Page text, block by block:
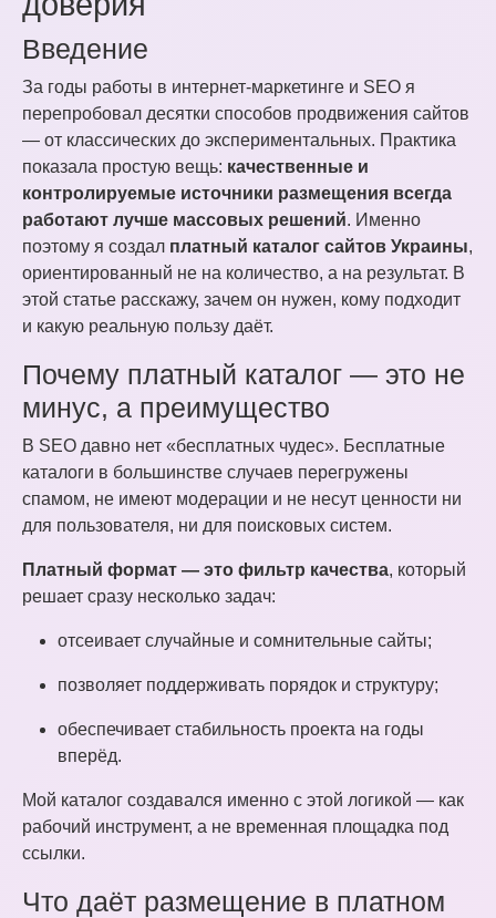
Введение
За годы работы в интернет-маркетинге и SEO я
перепробовал десятки способов продвижения сайтов
— от классических до экспериментальных. Практика
показала простую вещь: качественные и
контролируемые источники размещения всегда
работают лучше массовых решений. Именно
поэтому я создал платный каталог сайтов Украины,
ориентированный не на количество, а на результат. В
этой статье расскажу, зачем он нужен, кому подходит
и какую реальную пользу даёт.
Почему платный каталог — это не
минус, а преимущество
В SEO давно нет «бесплатных чудес». Бесплатные
каталоги в большинстве случаев перегружены
спамом, не имеют модерации и не несут ценности ни
для пользователя, ни для поисковых систем.
Платный формат — это фильтр качества, который
решает сразу несколько задач:
отсеивает случайные и сомнительные сайты;
позволяет поддерживать порядок и структуру;
обеспечивает стабильность проекта на годы
вперёд.
Мой каталог создавался именно с этой логикой — как
рабочий инструмент, а не временная площадка под
ссылки.
Что даёт размещение в платном